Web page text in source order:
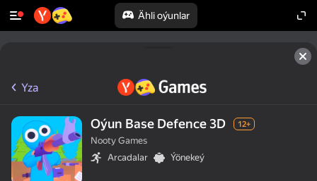
Ähli oýunlar
Yza
Oýun Base Defence 3D 12+
Nooty Games
Arcadalar
Ýönekeý